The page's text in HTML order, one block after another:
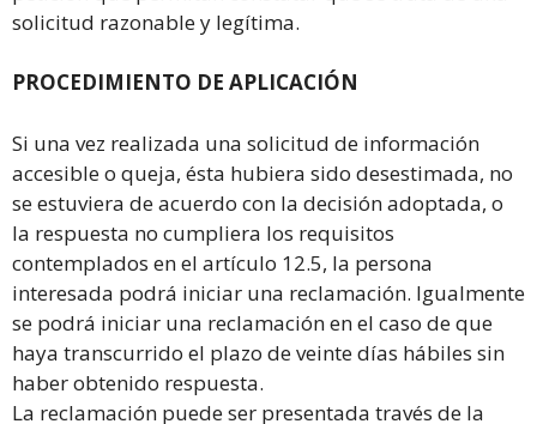
solicitud razonable y legítima.
PROCEDIMIENTO DE APLICACIÓN
Si una vez realizada una solicitud de información
accesible o queja, ésta hubiera sido desestimada, no
se estuviera de acuerdo con la decisión adoptada, o
la respuesta no cumpliera los requisitos
contemplados en el artículo 12.5, la persona
interesada podrá iniciar una reclamación. Igualmente
se podrá iniciar una reclamación en el caso de que
haya transcurrido el plazo de veinte días hábiles sin
haber obtenido respuesta.
La reclamación puede ser presentada través de la